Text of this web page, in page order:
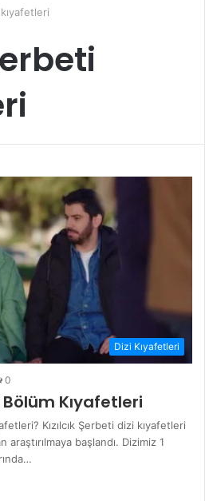
kıyafetleri
Dizi Kıyafetleri
0
Bölüm Kıyafetleri
Kızılcık Şerbeti dizi kıyafetleri
başlandı. Dizimiz 1